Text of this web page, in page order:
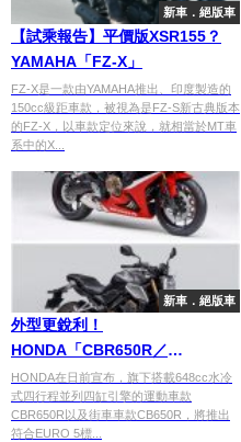
新車．絕版車
【試乘報告】平價版XSR155？
YAMAHA「FZ-X」
FZ-X是一款由YAMAHA推出、印度製造的
150cc級距車款，被視為是FZ-S新古典版本
的FZ-X，以車款定位來說，就相當於MT車
系中的X...
新車．絕版車
外型更銳利！
HONDA「CBR650R／
CB650R」小改款登場
HONDA在日前宣布，旗下搭載648cc水冷
式四行程並列四缸引擎的運動車款
CBR650R以及街車車款CB650R，將推出
符合EURO 5標...